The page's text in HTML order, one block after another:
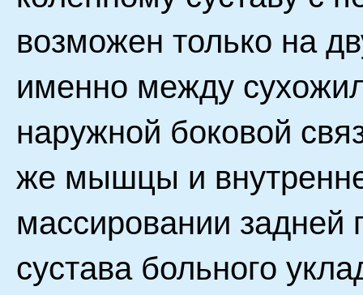
возможен только на
именно между
наружной боковой
же мышцы и
массировании задней
сустава больного